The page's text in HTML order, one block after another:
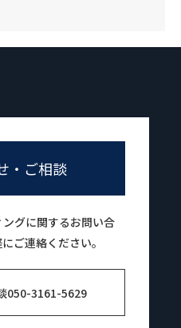
・ご相談
グに関するお問い合
ご連絡ください。
050-3161-5629